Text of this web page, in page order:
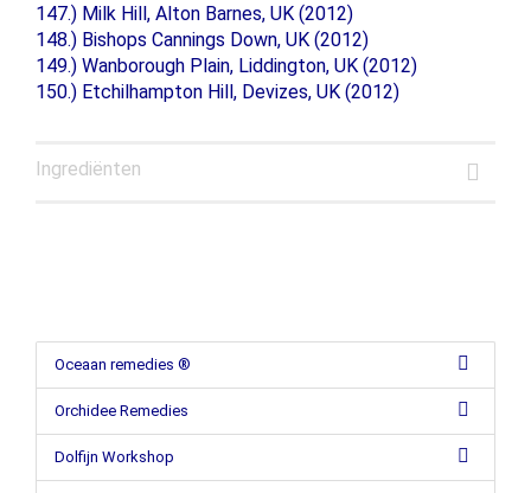
147.) Milk Hill, Alton Barnes, UK (2012)
148.) Bishops Cannings Down, UK (2012)
149.) Wanborough Plain, Liddington, UK (2012)
150.) Etchilhampton Hill, Devizes, UK (2012)
Ingrediënten
Oceaan remedies ®
Orchidee Remedies
Dolfijn Workshop